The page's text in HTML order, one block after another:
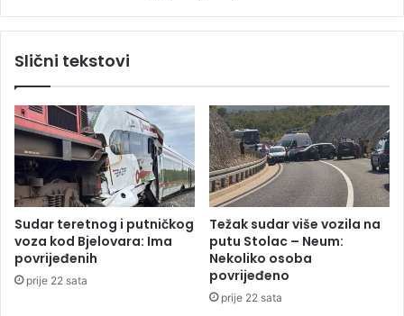
a
m
r
i
ć
e
k
a
n
d
i
d
e
d
a
v
o
d
o
p
s
i
Slični tekstovi
Sudar teretnog i putničkog
voza kod Bjelovara: Ima
povrijeđenih
prije 22 sata
Težak sudar više vozila na
putu Stolac – Neum:
Nekoliko osoba
povrijeđeno
prije 22 sata